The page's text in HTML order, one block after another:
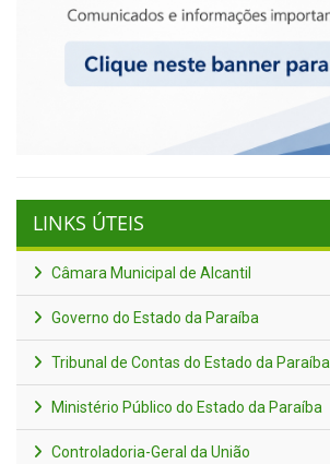
LINKS ÚTEIS
Câmara Municipal de Alcantil
Governo do Estado da Paraíba
Tribunal de Contas do Estado da Paraíba
Ministério Público do Estado da Paraíba
Controladoria-Geral da União